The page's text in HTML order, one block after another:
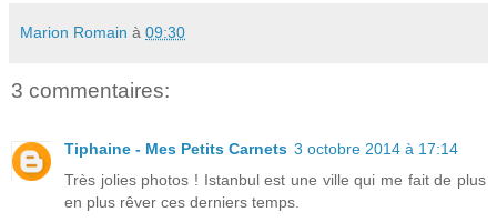
Marion Romain à 09:30
3 commentaires:
Tiphaine - Mes Petits Carnets 3 octobre 2014 à 17:14
Très jolies photos ! Istanbul est une ville qui me fait de plus
en plus rêver ces derniers temps.